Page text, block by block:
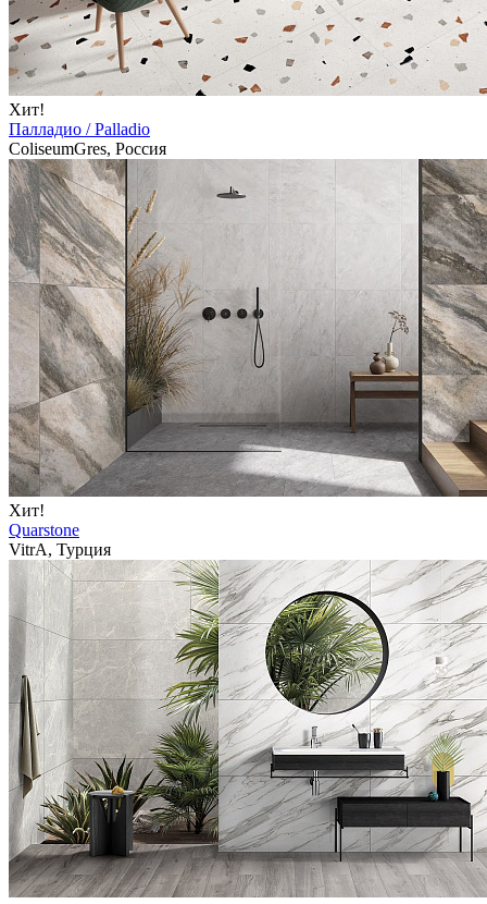
Хит!
Палладио / Palladio
ColiseumGres, Россия
Хит!
Quarstone
VitrA, Турция